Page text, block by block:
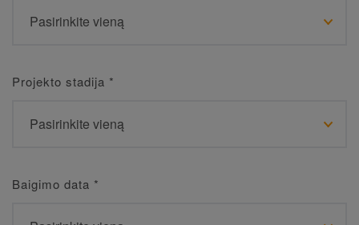
Projekto stadija *
Baigimo data *